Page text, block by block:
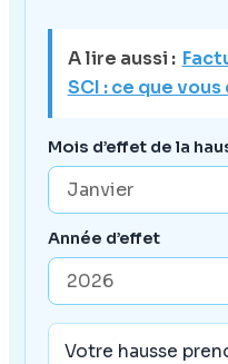
A lire aussi :
SCI : ce que
Mois d’effet de la
Année d’effet
Votre hausse